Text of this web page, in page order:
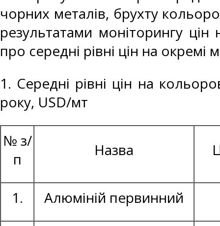
чорних металів, брухту
результатами моніторингу
про середні рівні цін на окремі
1. Середні рівні цін на
року, USD/мт
№ з/
п
Назва
1. Алюміній первинний